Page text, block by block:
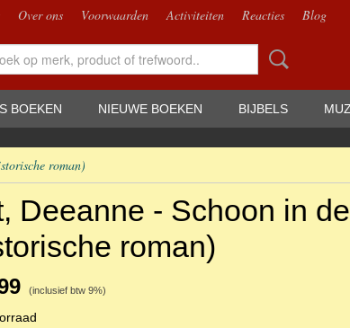
Over ons Voorwaarden Activiteiten Reacties Blog
BOEKEN NIEUWE BOEKEN BIJBELS
roman)
Deeanne - Schoon in
roman)
(inclusief btw 9%)